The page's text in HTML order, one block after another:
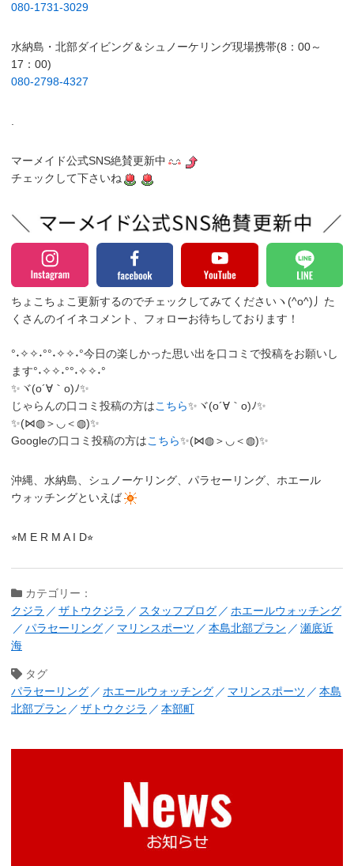
080-1731-3029
水納島・北部ダイビング＆シュノーケリング現場携帯(8：00～
17：00)
080-2798-4327
.
マーメイド公式SNS絶賛更新中
チェックして下さいね
ちょこちょこ更新するのでチェックしてみてくださいヽ(^o^)丿 た
くさんのイイネコメント、フォローお待ちしております！
°˖✧✧˖°°˖✧✧˖°今日の楽しかった思い出を口コミで投稿をお願いし
ます°˖✧✧˖°°˖✧✧˖°
✨ヾ(o´∀｀o)ﾉ✨
じゃらんの口コミ投稿の方はこちら✨ヾ(o´∀｀o)ﾉ✨
✨(⋈◍＞◡＜◍)✨
Googleの口コミ投稿の方はこちら✨(⋈◍＞◡＜◍)✨
沖縄、水納島、シュノーケリング、パラセーリング、ホエール
ウォッチングといえば
⭐︎M E R M A I D⭐︎
カテゴリー：
クジラ
ザトウクジラ スタッフブログ
ホエールウォッチング
パラセーリング
マリンスポーツ 本島北部プラン
瀬底近
海
タグ
パラセーリング
ホエールウォッチング マリンスポーツ
本島
北部プラン
ザトウクジラ 本部町